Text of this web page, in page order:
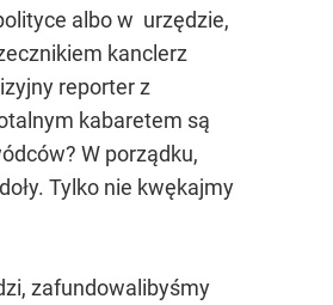
albo w urzędzie,
kanclerz
reporter z
kabaretem są
W porządku,
Tylko nie kwękajmy
zafundowalibyśmy